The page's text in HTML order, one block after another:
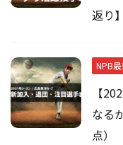
返り】
NPB
【
なる
点）